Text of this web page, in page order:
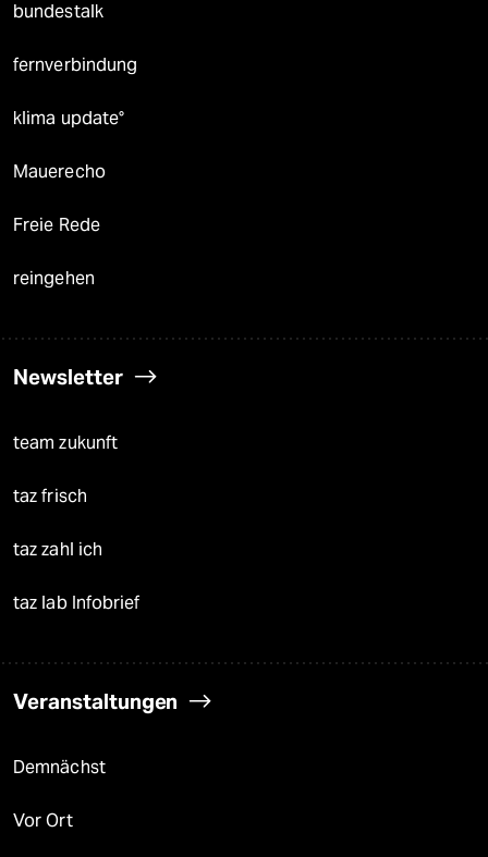
bundestalk
fernverbindung
klima update°
Mauerecho
Freie Rede
reingehen
Newsletter
team zukunft
taz frisch
taz zahl ich
taz lab Infobrief
Veranstaltungen
Demnächst
Vor Ort